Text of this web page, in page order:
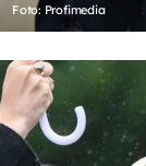
Foto: Profimedia